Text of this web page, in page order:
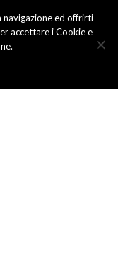
navigazione ed offrirti
accettare i Cookie e